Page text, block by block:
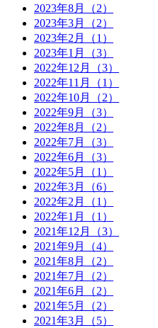
2023年8月（2）
2023年3月（2）
2023年2月（1）
2023年1月（3）
2022年12月（3）
2022年11月（1）
2022年10月（2）
2022年9月（3）
2022年8月（2）
2022年7月（3）
2022年6月（3）
2022年5月（1）
2022年3月（6）
2022年2月（1）
2022年1月（1）
2021年12月（3）
2021年9月（4）
2021年8月（2）
2021年7月（2）
2021年6月（2）
2021年5月（2）
2021年3月（5）